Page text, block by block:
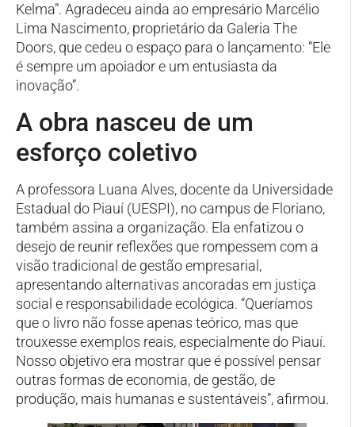
Kelma”. Agradeceu ainda ao empresário Marcélio
Lima Nascimento, proprietário da Galeria The
Doors, que cedeu o espaço para o lançamento: “Ele
é sempre um apoiador e um entusiasta da
inovação”.
A obra nasceu de um
esforço coletivo
A professora Luana Alves, docente da Universidade
Estadual do Piauí (UESPI), no campus de Floriano,
também assina a organização. Ela enfatizou o
desejo de reunir reflexões que rompessem com a
visão tradicional de gestão empresarial,
apresentando alternativas ancoradas em justiça
social e responsabilidade ecológica. “Queríamos
que o livro não fosse apenas teórico, mas que
trouxesse exemplos reais, especialmente do Piauí.
Nosso objetivo era mostrar que é possível pensar
outras formas de economia, de gestão, de
produção, mais humanas e sustentáveis”, afirmou.